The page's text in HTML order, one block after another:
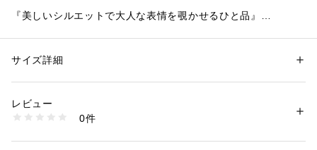
『美しいシルエットで大人な表情を覗かせるひと品』
足首が少し覗くレングスで足長効果も◎。着こなしのアクセン
万能デザインです。
性別：レディース
素材：ポリエステル 73% レーヨン 19% ポリウレタン 8%
洗濯：手洗い 漂白× アイロン110℃ ドライ弱い タンブル乾燥× 吊り干し
ウェット非常に弱い
商品番号：1096600000175 （モール）
サイズ詳細
レビュー
0件